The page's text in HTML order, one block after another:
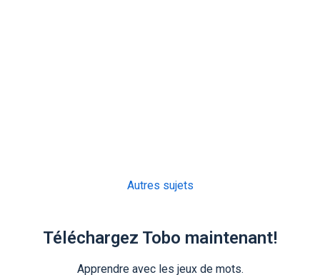
Autres sujets
Téléchargez Tobo maintenant!
Apprendre avec les jeux de mots.